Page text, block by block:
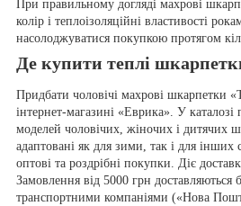
При правильному догляді махрові
колір і теплоізоляційні властивості
насолоджуватися покупкою протягом
Де купити теплі
Придбати чоловічі махрові шкарпетки
інтернет-магазині «Еврика». У каталозі
моделей чоловічих, жіночих і дитячих
адаптовані як для зими, так і для
оптові та роздрібні покупки. Діє
Замовлення від 5000 грн доставляються
транспортними компаніями («Нова